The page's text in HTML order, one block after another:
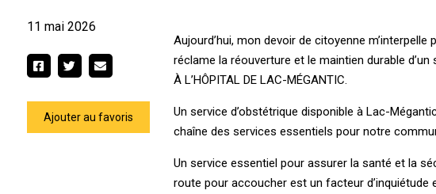
11 mai 2026
Ajouter au favoris
Aujourd’hui, mon devoir de citoyenne
réclame la réouverture et le maintien durable
À L’HÔPITAL ­DE ­LAC-MÉGANTIC.
Un service d’obstétrique disponible à ­Lac-
chaîne des services essentiels pour notre
Un service essentiel pour assurer la santé et la
route pour accoucher est un facteur